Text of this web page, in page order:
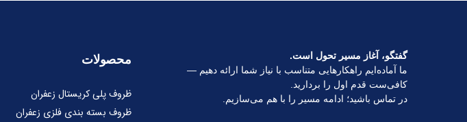
گفتگو، آغاز مسیر تحول است.
ما آماده‌ایم راهکارهایی متناسب با نیاز شما ارائه دهیم —
کافی‌ست قدم اول را بردارید.
در تماس باشید؛ ادامه مسیر را با هم می‌سازیم.
محصولات
ظروف پلی کریستال زعفران
ظروف بسته بندی فلزی زعفران